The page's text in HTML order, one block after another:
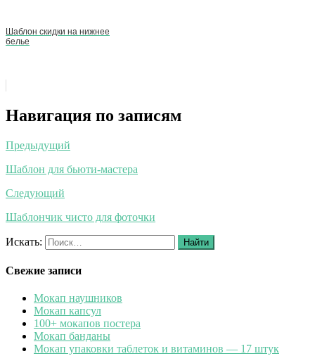
Шаблон скидки на нижнее
белье
Навигация по записям
Предыдущий
Шаблон для бьюти-мастера
Следующий
Шаблончик чисто для фоточки
Искать: Найти
Свежие записи
Мокап наушников
Мокап капсул
100+ мокапов постера
Мокап банданы
Мокап упаковки таблеток и витаминов — 17 штук